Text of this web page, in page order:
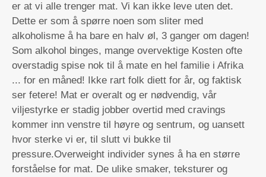
er at vi alle trenger mat. Vi kan ikke leve uten det.
Dette er som å spørre noen som sliter med
alkoholisme å ha bare en halv øl, 3 ganger om dagen!
Som alkohol binges, mange overvektige Kosten ofte
overstadig spise nok til å mate en hel familie i Afrika
... for en måned! Ikke rart folk diett for år, og faktisk
ser fetere! Mat er overalt og er nødvendig, vår
viljestyrke er stadig jobber overtid med cravings
kommer inn venstre til høyre og sentrum, og uansett
hvor sterke vi er, til slutt vi bukke til
pressure.Overweight individer synes å ha en større
forståelse for mat. De ulike smaker, teksturer og